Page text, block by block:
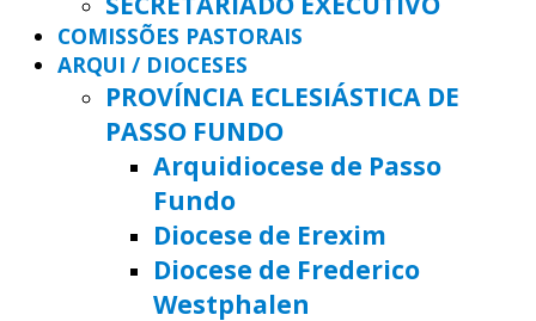
COMISSÕES PASTORAIS
ARQUI / DIOCESES
PROVÍNCIA ECLESIÁSTICA DE
PASSO FUNDO
Arquidiocese de Passo
Fundo
Diocese de Erexim
Diocese de Frederico
Westphalen